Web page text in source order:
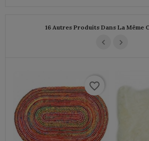
16 Autres Produits Dans La Même
favorite_border